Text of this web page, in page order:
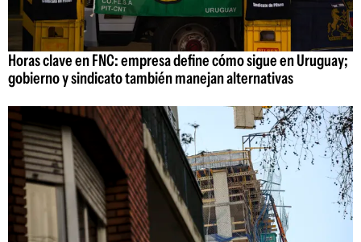
Horas clave en FNC: empresa define cómo sigue en Uruguay;
gobierno y sindicato también manejan alternativas